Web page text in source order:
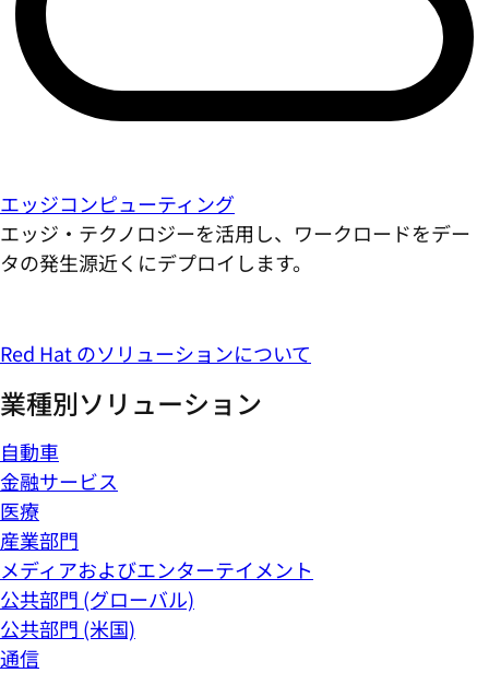
エッジコンピューティング
エッジ・テクノロジーを活用し、ワークロードをデー
タの発生源近くにデプロイします。
Red Hat のソリューションについて
業種別ソリューション
自動車
金融サービス
医療
産業部門
メディアおよびエンターテイメント
公共部門 (グローバル)
公共部門 (米国)
通信